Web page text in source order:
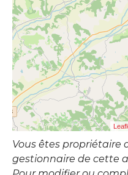
Vous êtes propriétaire
gestionnaire de cette